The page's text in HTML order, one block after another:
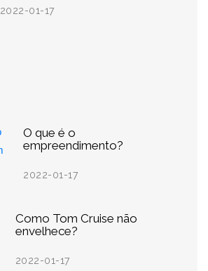
2022-01-17
O que é o
empreendimento?
2022-01-17
Como Tom Cruise não
envelhece?
2022-01-17